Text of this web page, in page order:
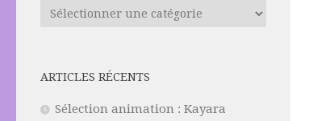
Catégories
ARTICLES RÉCENTS
Sélection animation : Kayara